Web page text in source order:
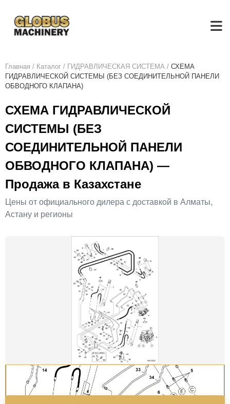
Главная / Каталог / ГИДРАВЛИЧЕСКАЯ СИСТЕМА / СХЕМА
ГИДРАВЛИЧЕСКОЙ СИСТЕМЫ (БЕЗ СОЕДИНИТЕЛЬНОЙ ПАНЕЛИ
ОБВОДНОГО КЛАПАНА)
СХЕМА ГИДРАВЛИЧЕСКОЙ
СИСТЕМЫ (БЕЗ
СОЕДИНИТЕЛЬНОЙ ПАНЕЛИ
ОБВОДНОГО КЛАПАНА) —
Продажа в Казахстане
Цены от официального дилера с доставкой в Алматы,
Астану и регионы